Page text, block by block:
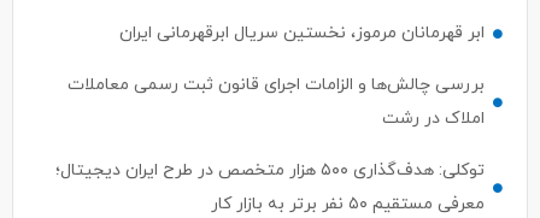
ابر قهرمانان مرموز، نخستین سریال ابرقهرمانی ایران
بررسی چالش‌ها و الزامات اجرای قانون ثبت رسمی معاملات
املاک در رشت
توکلی: هدف‌گذاری ۵۰۰ هزار متخصص در طرح ایران دیجیتال؛
معرفی مستقیم ۵۰ نفر برتر به بازار کار